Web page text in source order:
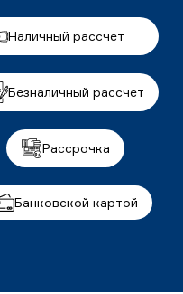
Наличный рассчет
Безналичный рассчет
Рассрочка
Банковской картой